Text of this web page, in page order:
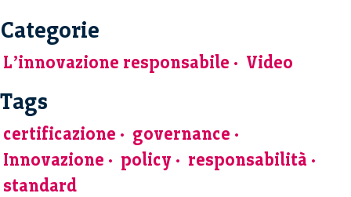
Categorie
L’innovazione responsabile Video
Tags
certificazione
governance
Innovazione
policy
responsabilità
standard